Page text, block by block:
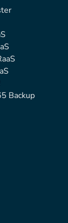
Backup